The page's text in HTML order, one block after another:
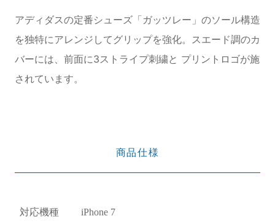
アディダスの定番シューズ「ガッツレー」のソール構造
を独特にアレンジしてグリップを強化。スエード調のカ
バーには、前面に3ストライプ刺繍と プリントロゴが施
されています。
商品仕様
対応機種 iPhone 7